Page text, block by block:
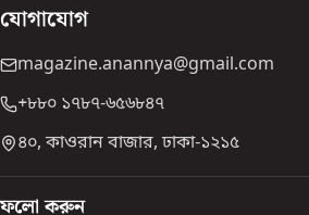
যোগাযোগ
magazine.anannya@gmail.com
+৮৮০ ১৭৮৭-৬৫৬৮৪৭
৪০, কাওরান বাজার, ঢাকা-১২১৫
ফলো করুন